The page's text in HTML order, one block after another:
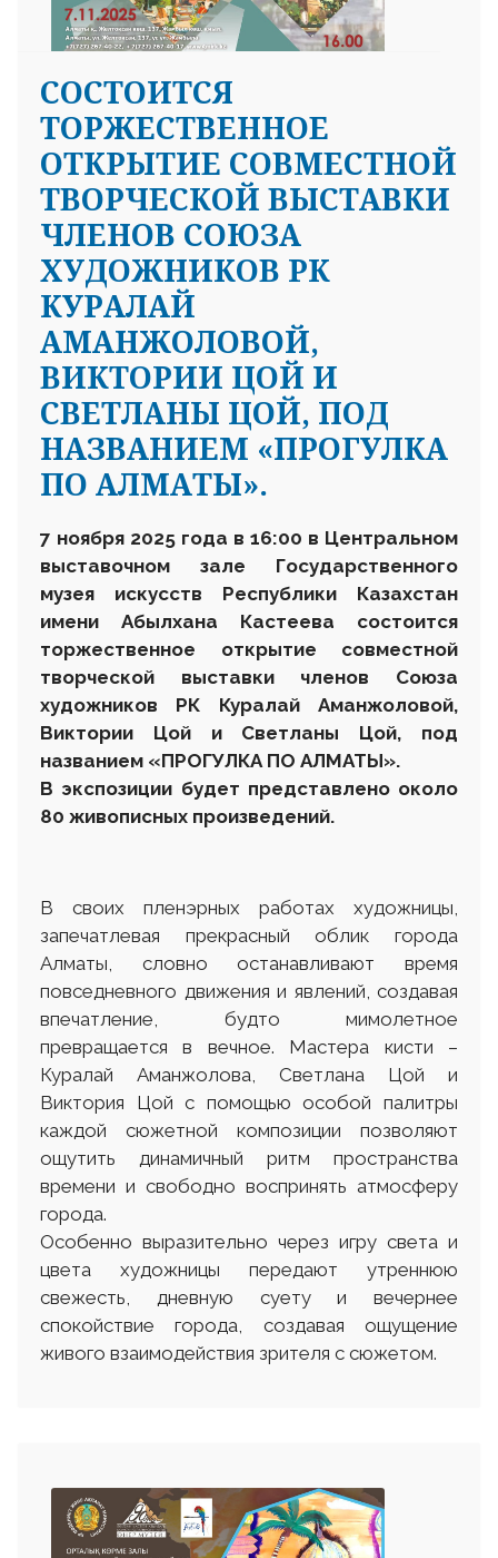
СОСТОИТСЯ
ТОРЖЕСТВЕННОЕ
ОТКРЫТИЕ СОВМЕСТНОЙ
ТВОРЧЕСКОЙ ВЫСТАВКИ
ЧЛЕНОВ СОЮЗА
ХУДОЖНИКОВ РК
КУРАЛАЙ
АМАНЖОЛОВОЙ,
ВИКТОРИИ ЦОЙ И
СВЕТЛАНЫ ЦОЙ, ПОД
НАЗВАНИЕМ «ПРОГУЛКА
ПО АЛМАТЫ».
7 ноября 2025 года в 16:00 в Центральном
выставочном зале Государственного
музея искусств Республики Казахстан
имени Абылхана Кастеева состоится
торжественное открытие совместной
творческой выставки членов Союза
художников РК Куралай Аманжоловой,
Виктории Цой и Светланы Цой, под
названием «ПРОГУЛКА ПО АЛМАТЫ».
В экспозиции будет представлено около
80 живописных произведений.
В своих пленэрных работах художницы,
запечатлевая прекрасный облик города
Алматы, словно останавливают время
повседневного движения и явлений, создавая
впечатление, будто мимолетное
превращается в вечное. Мастера кисти –
Куралай Аманжолова, Светлана Цой и
Виктория Цой с помощью особой палитры
каждой сюжетной композиции позволяют
ощутить динамичный ритм пространства
времени и свободно воспринять атмосферу
города.
Особенно выразительно через игру света и
цвета художницы передают утреннюю
свежесть, дневную суету и вечернее
спокойствие города, создавая ощущение
живого взаимодействия зрителя с сюжетом.